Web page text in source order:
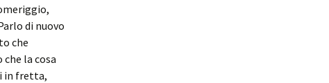
di nuovo
che
la cosa
in fretta,